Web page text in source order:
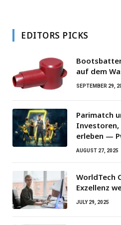
EDITORS PICKS
auf dem
SEPTEMBER 29,
Parimatch
erleben —
AUGUST 27, 2025
WorldTech
Exzellenz
JULY 29, 2025